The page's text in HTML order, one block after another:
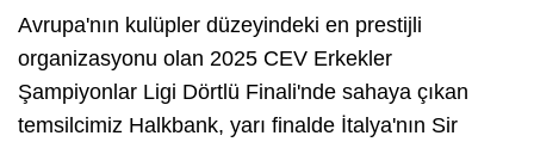
Avrupa'nın kulüpler düzeyindeki en prestijli
organizasyonu olan 2025 CEV Erkekler
Şampiyonlar Ligi Dörtlü Finali'nde sahaya çıkan
temsilcimiz Halkbank, yarı finalde İtalya'nın Sir